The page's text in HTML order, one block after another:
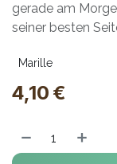
gerade am
seiner besten
Marille
4,10 €